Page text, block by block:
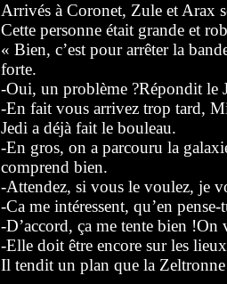
Arrivés à Coronet, Zule et Arax
Cette personne était grande et
« Bien, c’est pour arrêter la
forte.
-Oui, un problème ?Répondit le
-En fait vous arrivez trop tard,
Jedi a déjà fait le bouleau.
-En gros, on a parcouru la
comprend bien.
-Attendez, si vous le voulez, je
-Ca me intéressent, qu’en
-D’accord, ça me tente bien !On
-Elle doit être encore sur les
Il tendit un plan que la Zeltronne